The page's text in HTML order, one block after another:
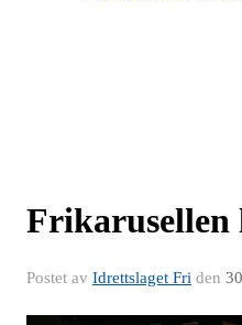
Frikarusellen
Postet av Idrettslaget Fri den